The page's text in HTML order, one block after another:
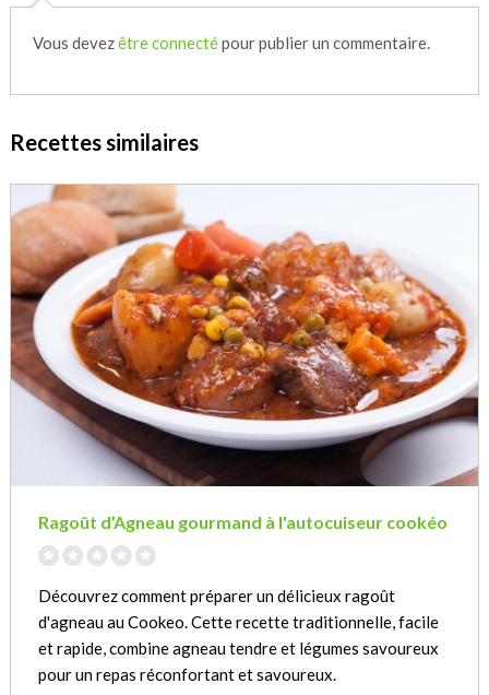
Vous devezêtre connectépour publier un commentaire.
Recettes similaires
Ragoût d’Agneau gourmand à l'autocuiseur cookéo
Découvrez comment préparer un délicieux ragoût
d'agneau au Cookeo. Cette recette traditionnelle, facile
et rapide, combine agneau tendre et légumes savoureux
pour un repas réconfortant et savoureux.